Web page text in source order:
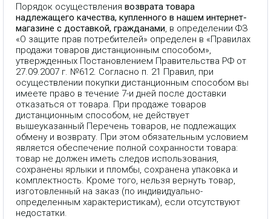
Порядок осуществления возврата товара
надлежащего качества, купленного в нашем интернет-
магазине с доставкой, гражданами , в определении ФЗ
«О защите прав потребителей» определен в «Правилах
продажи товаров дистанционным способом»,
утвержденных Постановлением Правительства РФ от
27.09.2007 г. №612. Согласно п. 21 Правил, при
осуществлении покупки дистанционным способом вы
имеете право в течение 7-и дней после доставки
отказаться от товара. При продаже товаров
дистанционным способом, не действует
вышеуказанный Перечень товаров, не подлежащих
обмену и возврату. При этом обязательным условием
является обеспечение полной сохранности товара:
товар не должен иметь следов использования,
сохранены ярлыки и пломбы, сохранена упаковка и
комплектность. Кроме того, нельзя вернуть товар,
изготовленный на заказ (по индивидуально-
определенным характеристикам), если отсутствуют
недостатки.